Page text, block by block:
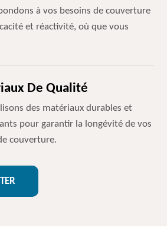
à vos besoins de couverture
et réactivité, où que vous
De Qualité
des matériaux durables et
pour garantir la longévité de vos
couverture.